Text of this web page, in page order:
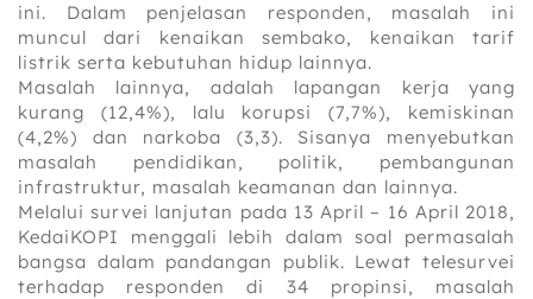
ini. Dalam penjelasan responden, masalah ini
muncul dari kenaikan sembako, kenaikan tarif
listrik serta kebutuhan hidup lainnya.
Masalah lainnya, adalah lapangan kerja yang
kurang (12,4%), lalu korupsi (7,7%), kemiskinan
(4,2%) dan narkoba (3,3). Sisanya menyebutkan
masalah pendidikan, politik, pembangunan
infrastruktur, masalah keamanan dan lainnya.
Melalui survei lanjutan pada 13 April – 16 April 2018,
KedaiKOPI menggali lebih dalam soal permasalah
bangsa dalam pandangan publik. Lewat telesurvei
terhadap responden di 34 propinsi, masalah